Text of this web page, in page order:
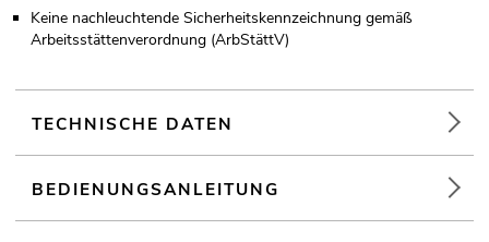
Keine nachleuchtende Sicherheitskennzeichnung gemäß
Arbeitsstättenverordnung (ArbStättV)
TECHNISCHE DATEN
BEDIENUNGSANLEITUNG